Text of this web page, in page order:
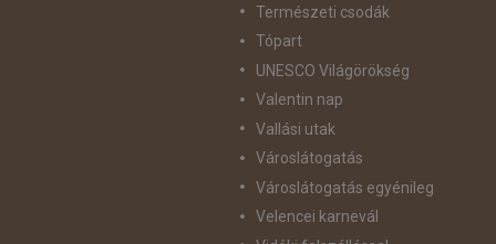
Természeti csodák
Tópart
UNESCO Világörökség
Valentin nap
Vallási utak
Városlátogatás
Városlátogatás egyénileg
Velencei karnevál